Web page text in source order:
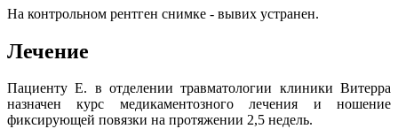
На контрольном рентген снимке - вывих устранен.
Лечение
Пациенту Е. в отделении травматологии клиники Витерра
назначен курс медикаментозного лечения и ношение
фиксирующей повязки на протяжении 2,5 недель.